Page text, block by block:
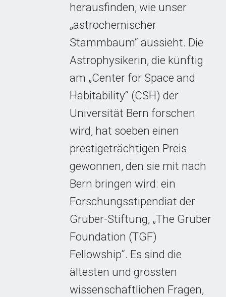
herausfinden, wie unser
„astrochemischer
Stammbaum“ aussieht. Die
Astrophysikerin, die künftig
am „Center for Space and
Habitability“ (CSH) der
Universität Bern forschen
wird, hat soeben einen
prestigeträchtigen Preis
gewonnen, den sie mit nach
Bern bringen wird: ein
Forschungsstipendiat der
Gruber-Stiftung, „The Gruber
Foundation (TGF)
Fellowship“. Es sind die
ältesten und grössten
wissenschaftlichen Fragen,